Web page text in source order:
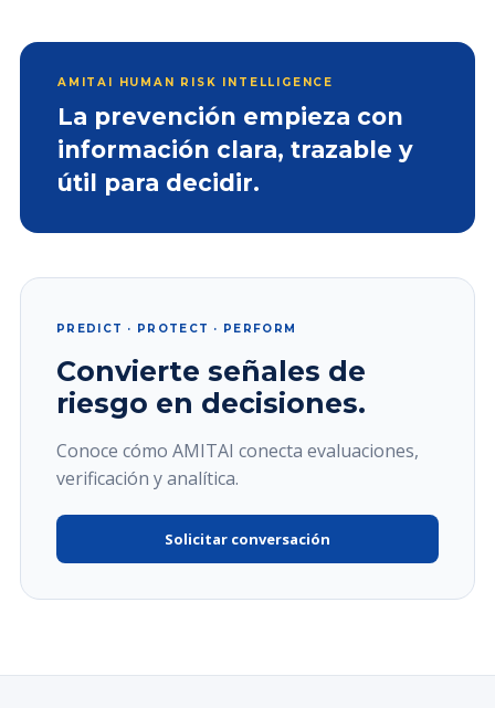
AMITAI HUMAN RISK INTELLIGENCE
La prevención empieza con
información clara, trazable y
útil para decidir.
PREDICT · PROTECT · PERFORM
Convierte señales de
riesgo en decisiones.
Conoce cómo AMITAI conecta evaluaciones,
verificación y analítica.
Solicitar conversación